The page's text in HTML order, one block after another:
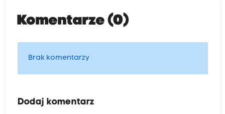
Komentarze (0)
Brak komentarzy
Dodaj komentarz